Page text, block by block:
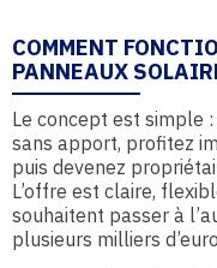
COMMENT
PANNEAUX
Le concept est simple
sans apport, profitez
puis devenez
L’offre est claire,
souhaitent passer à
plusieurs milliers